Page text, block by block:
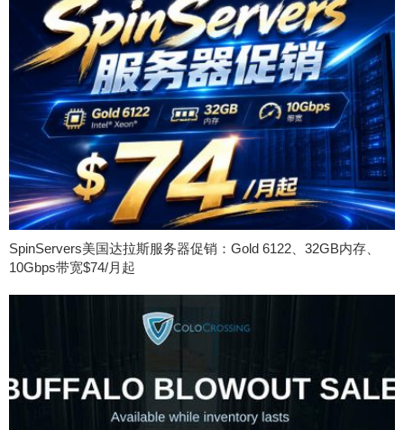
SpinServers美国达拉斯服务器促销：Gold 6122、32GB内存、
10Gbps带宽$74/月起